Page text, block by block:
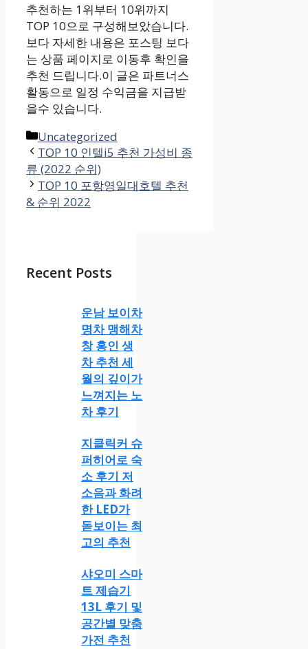
추천하는 1위부터 10위까지
TOP 10으로 구성해보았습니다.
보다 자세한 내용은 포스팅 보다
는 상품 페이지로 이동후 확인을
추천 드립니다.이 글은 파트너스
활동으로 일정 수익금을 지급받
을수 있습니다.
카
테
고
리
Uncategorized
TOP 10 인텔i5 추천 가성비 종
류 (2022 순위)
TOP 10 포항영일대호텔 추천
& 순위 2022
Recent Posts
운남 보이차
명차 맹해차
창 홍인 생
차 추천 세
월의 깊이가
느껴지는 노
차 후기
지클릭커 슈
퍼히어로 숙
소 후기 저
소음과 화려
한 LED가
돋보이는 최
고의 추천
샤오미 스마
트 제습기
13L 후기 및
공간별 맞춤
가전 추천